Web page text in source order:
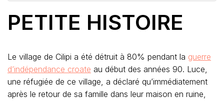
PETITE HISTOIRE
Le village de Cilipi a été détruit à 80% pendant la guerre
d’indépendance croate au début des années 90. Luce,
une réfugiée de ce village, a déclaré qu’immédiatement
après le retour de sa famille dans leur maison en ruine,